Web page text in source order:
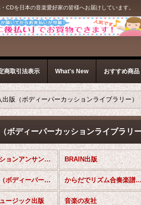
CDを日本の音楽愛好家の皆様へお届けしています。
商取引法表示 What's New おすすめ商品
出版（ボディーパーカッションライブラリー）
ボディーパーカッションライブラリー
パーカッションアンサンブル楽譜 (全商品) BRAIN出版
輸入出版（ボディーパーカッションライブラリー） からだでリズム合奏楽譜（ボディ
ージック出版 音楽の友社